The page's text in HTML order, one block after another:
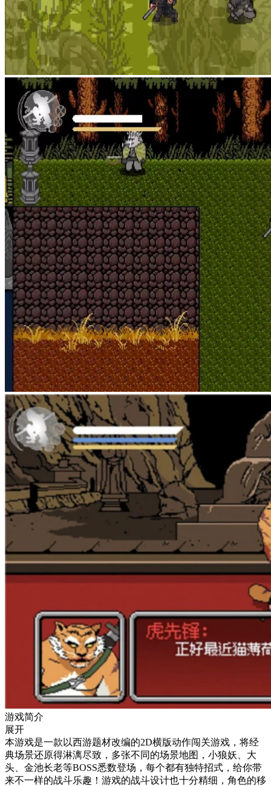
游戏简介
展开
本游戏是一款以西游题材改编的2D横版动作闯关游戏，将经
典场景还原得淋漓尽致，多张不同的场景地图，小狼妖、大
头、金池长老等BOSS悉数登场，每个都有独特招式，给你带
来不一样的战斗乐趣！游戏的战斗设计也十分精细，角色的移